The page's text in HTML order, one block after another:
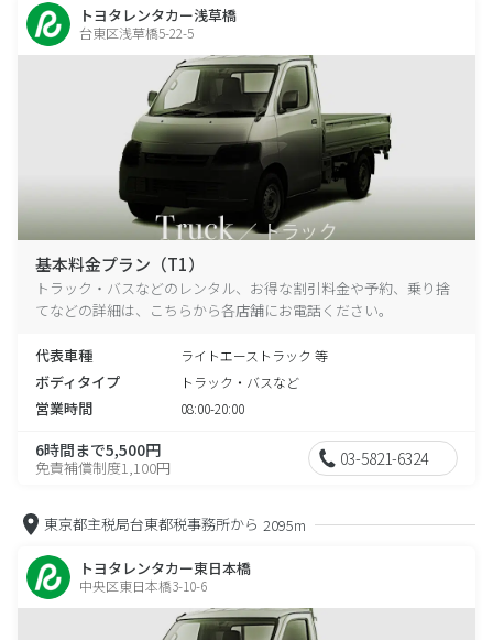
トヨタレンタカー浅草橋
台東区浅草橋5-22-5
基本料金プラン（T1）
トラック・バスなどのレンタル、お得な割引料金や予約、乗り捨
てなどの詳細は、こちらから各店舗にお電話ください。
代表車種 ライトエーストラック 等
ボディタイプ トラック・バスなど
営業時間 08:00-20:00
6時間まで5,500円
免責補償制度1,100円 03-5821-6324
東京都主税局台東都税事務所から 2095m
トヨタレンタカー東日本橋
中央区東日本橋3-10-6